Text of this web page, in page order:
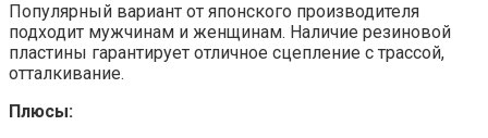
Популярный вариант от японского производителя
подходит мужчинам и женщинам. Наличие резиновой
пластины гарантирует отличное сцепление с трассой,
отталкивание.
Плюсы: